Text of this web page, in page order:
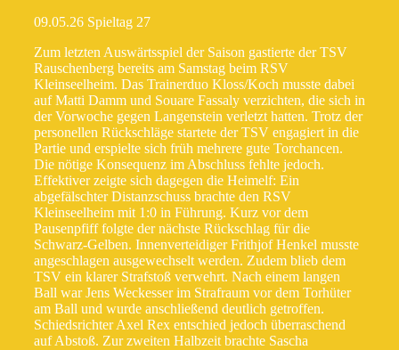
09.05.26 Spieltag 27
Zum letzten Auswärtsspiel der Saison gastierte der TSV
Rauschenberg bereits am Samstag beim RSV
Kleinseelheim. Das Trainerduo Kloss/Koch musste dabei
auf Matti Damm und Souare Fassaly verzichten, die sich in
der Vorwoche gegen Langenstein verletzt hatten. Trotz der
personellen Rückschläge startete der TSV engagiert in die
Partie und erspielte sich früh mehrere gute Torchancen.
Die nötige Konsequenz im Abschluss fehlte jedoch.
Effektiver zeigte sich dagegen die Heimelf: Ein
abgefälschter Distanzschuss brachte den RSV
Kleinseelheim mit 1:0 in Führung. Kurz vor dem
Pausenpfiff folgte der nächste Rückschlag für die
Schwarz-Gelben. Innenverteidiger Frithjof Henkel musste
angeschlagen ausgewechselt werden. Zudem blieb dem
TSV ein klarer Strafstoß verwehrt. Nach einem langen
Ball war Jens Weckesser im Strafraum vor dem Torhüter
am Ball und wurde anschließend deutlich getroffen.
Schiedsrichter Axel Rex entschied jedoch überraschend
auf Abstoß. Zur zweiten Halbzeit brachte Sascha